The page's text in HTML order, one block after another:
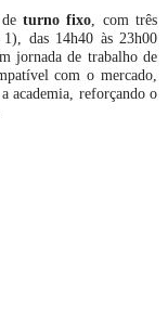
deturno fixo, com três
das 14h40 às 23h00
jornada de trabalho de
com o mercado,
academia, reforçando o